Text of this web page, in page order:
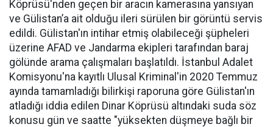
Köprüsü'nden geçen bir aracın kamerasına yansıyan
ve Gülistan’a ait olduğu ileri sürülen bir görüntü servis
edildi. Gülistan'ın intihar etmiş olabileceği şüpheleri
üzerine AFAD ve Jandarma ekipleri tarafından baraj
gölünde arama çalışmaları başlatıldı. İstanbul Adalet
Komisyonu'na kayıtlı Ulusal Kriminal'in 2020 Temmuz
ayında tamamladığı bilirkişi raporuna göre Gülistan'ın
atladığı iddia edilen Dinar Köprüsü altındaki suda söz
konusu gün ve saatte "yüksekten düşmeye bağlı bir